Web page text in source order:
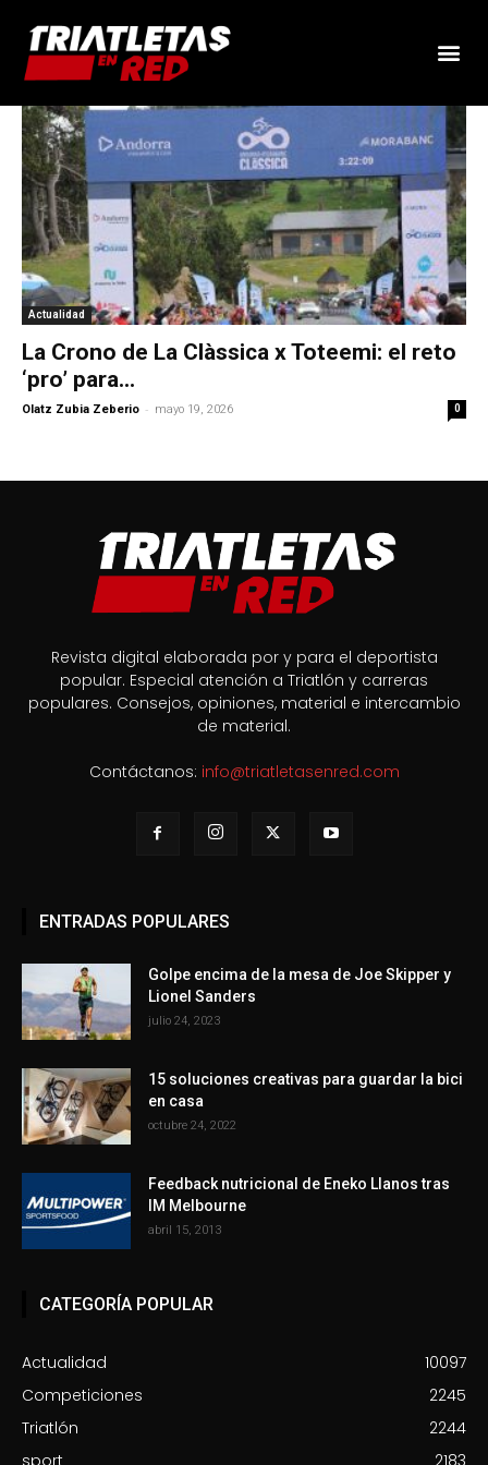
Actualidad
La Crono de La Clàssica x Toteemi: el reto
‘pro’ para...
Olatz Zubia Zeberio - mayo 19, 2026 0
Revista digital elaborada por y para el deportista
popular. Especial atención a Triatlón y carreras
populares. Consejos, opiniones, material e intercambio
de material.
Contáctanos: info@triatletasenred.com
ENTRADAS POPULARES
Golpe encima de la mesa de Joe Skipper y
Lionel Sanders
julio 24, 2023
15 soluciones creativas para guardar la bici
en casa
octubre 24, 2022
Feedback nutricional de Eneko Llanos tras
IM Melbourne
abril 15, 2013
CATEGORÍA POPULAR
Actualidad
10097
Competiciones
2245
Triatlón
2244
sport
2183